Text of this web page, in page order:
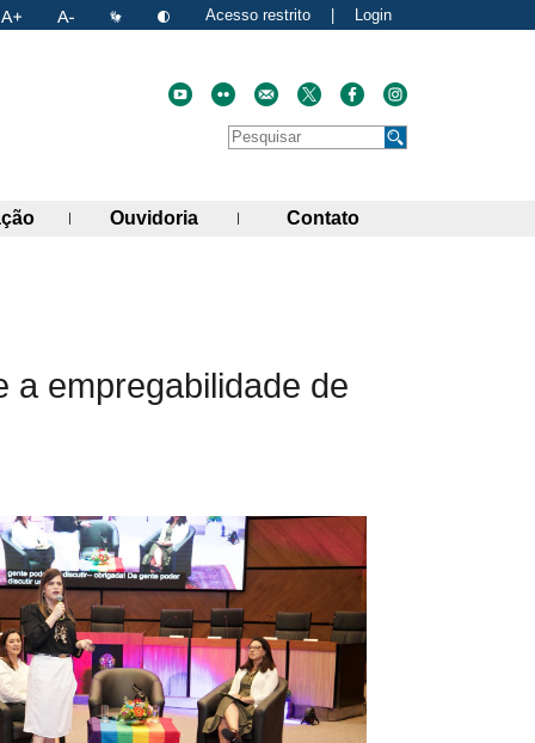
Acesso restrito Login
Faça uma pesquisa no site
Pesquisar
links)(abre painel de links)
Ouvidoria (abre painel de links)
Contato(abre painel de
a empregabilidade de